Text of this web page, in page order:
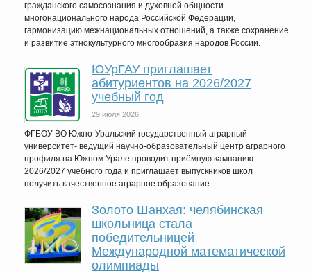
гражданского самосознания и духовной общности
многонационального народа Российской Федерации,
гармонизацию межнациональных отношений, а также сохранение
и развитие этнокультурного многообразия народов России.
ЮУрГАУ приглашает
абитуриентов на 2026/2027
учебный год
29 июля 2026
ФГБОУ ВО Южно-Уральский государственный аграрный
университет- ведущий научно-образовательный центр аграрного
профиля на Южном Урале проводит приёмную кампанию
2026/2027 учебного года и приглашает выпускников школ
получить качественное аграрное образование.
Золото Шанхая: челябинская
школьница стала
победительницей
Международной математической
олимпиады